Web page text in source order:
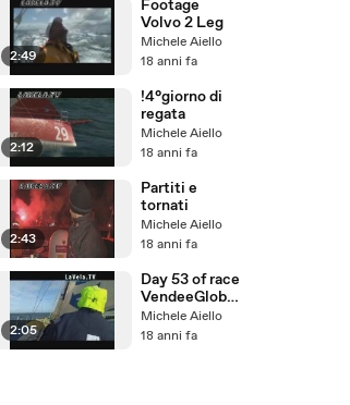
2:49
Footage
Volvo 2 Leg
Michele Aiello
18 anni fa
2:12
!4°giorno di
regata
Michele Aiello
18 anni fa
2:43
Partiti e
tornati
Michele Aiello
18 anni fa
2:05
Day 53 of race
VendeeGlobe
2008-09
Michele Aiello
18 anni fa